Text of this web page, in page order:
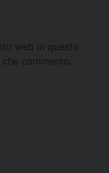
web in questo
commento.